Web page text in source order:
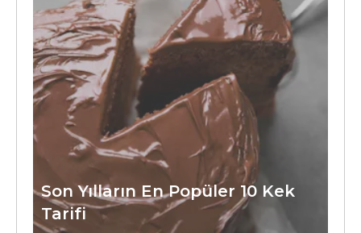
Son Yılların En Popüler 10 Kek
Tarifi